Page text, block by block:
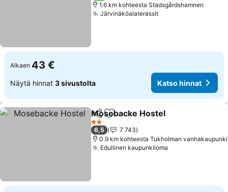
1.6 km kohteesta Stadsgårdshamnen
Järvinäköalaterassit
Alkaen 43 €
Näytä hinnat 3 sivustolta Katso hinnat
Jaa Lisää suosikkeihin
Mosebacke Hostel
2 Tähtiluokitus
6,5
7 743
0.9 km kohteesta Tukholman vanhakaupunki
Edullinen kaupunkiloma